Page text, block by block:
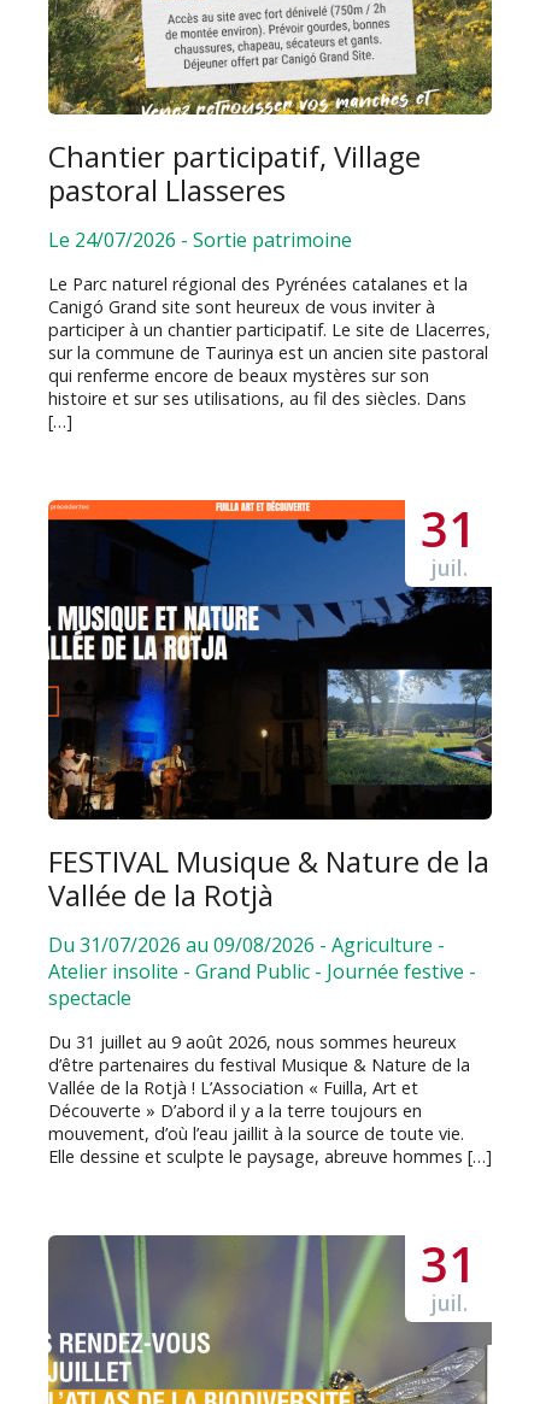
Chantier participatif, Village
pastoral Llasseres
Le 24/07/2026 - Sortie patrimoine
Le Parc naturel régional des Pyrénées catalanes et la
Canigó Grand site sont heureux de vous inviter à
participer à un chantier participatif. Le site de Llacerres,
sur la commune de Taurinya est un ancien site pastoral
qui renferme encore de beaux mystères sur son
histoire et sur ses utilisations, au fil des siècles. Dans
[…]
31
juil.
FESTIVAL Musique & Nature de la
Vallée de la Rotjà
Du 31/07/2026 au 09/08/2026 - Agriculture -
Atelier insolite - Grand Public - Journée festive -
spectacle
Du 31 juillet au 9 août 2026, nous sommes heureux
d’être partenaires du festival Musique & Nature de la
Vallée de la Rotjà ! L’Association « Fuilla, Art et
Découverte » D’abord il y a la terre toujours en
mouvement, d’où l’eau jaillit à la source de toute vie.
Elle dessine et sculpte le paysage, abreuve hommes […]
31
juil.